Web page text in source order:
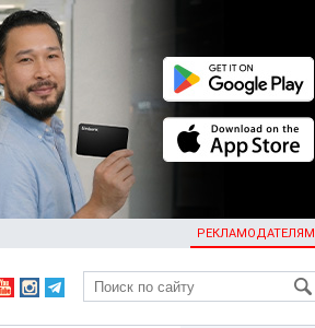
РЕКЛАМОДАТЕЛЯМ
KG